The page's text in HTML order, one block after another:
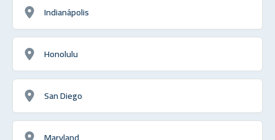
Indianápolis
Honolulu
San Diego